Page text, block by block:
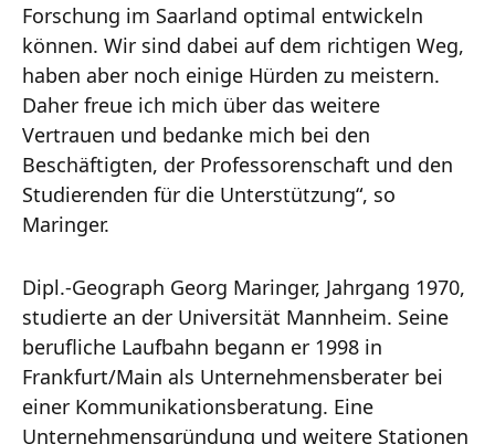
Forschung im Saarland optimal entwickeln
können. Wir sind dabei auf dem richtigen Weg,
haben aber noch einige Hürden zu meistern.
Daher freue ich mich über das weitere
Vertrauen und bedanke mich bei den
Beschäftigten, der Professorenschaft und den
Studierenden für die Unterstützung“, so
Maringer.
Dipl.-Geograph Georg Maringer, Jahrgang 1970,
studierte an der Universität Mannheim. Seine
berufliche Laufbahn begann er 1998 in
Frankfurt/Main als Unternehmensberater bei
einer Kommunikationsberatung. Eine
Unternehmensgründung und weitere Stationen